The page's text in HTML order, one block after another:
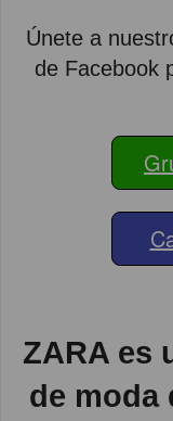
Únete a
de Facebook
ZARA es
de moda